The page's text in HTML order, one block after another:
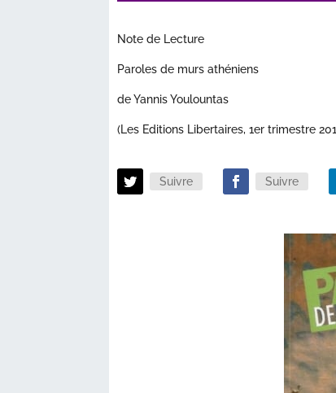
Note de Lecture
Paroles de murs athéniens
de Yannis Youlountas
(Les Editions Libertaires, 1er trimestre
Suivre Suivre